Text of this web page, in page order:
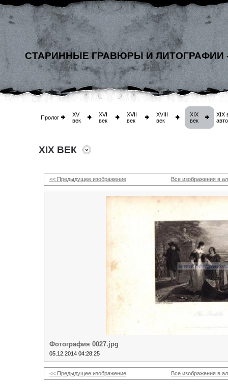
СТАРИННЫЕ ГРАВЮРЫ И ЛИТОГРАФИИ
Пролог
XV
век
XVI
век
XVII
век
XVIII
век
XIX
век
XIX
XIX ВЕК
<< Предыдущее изображение Все изображения в
Фотография 0027.jpg
05.12.2014 04:28:25
<< Предыдущее изображение Все изображения в